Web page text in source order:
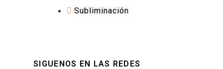
Subliminación
SIGUENOS EN LAS REDES